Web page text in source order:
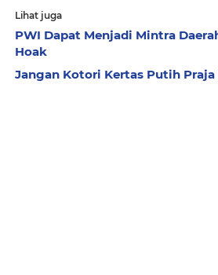
Lihat juga
PWI Dapat Menjadi Mintra
Hoak
Jangan Kotori Kertas Putih Praja